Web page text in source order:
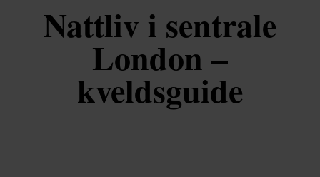
Nattliv i sentrale
London –
kveldsguide